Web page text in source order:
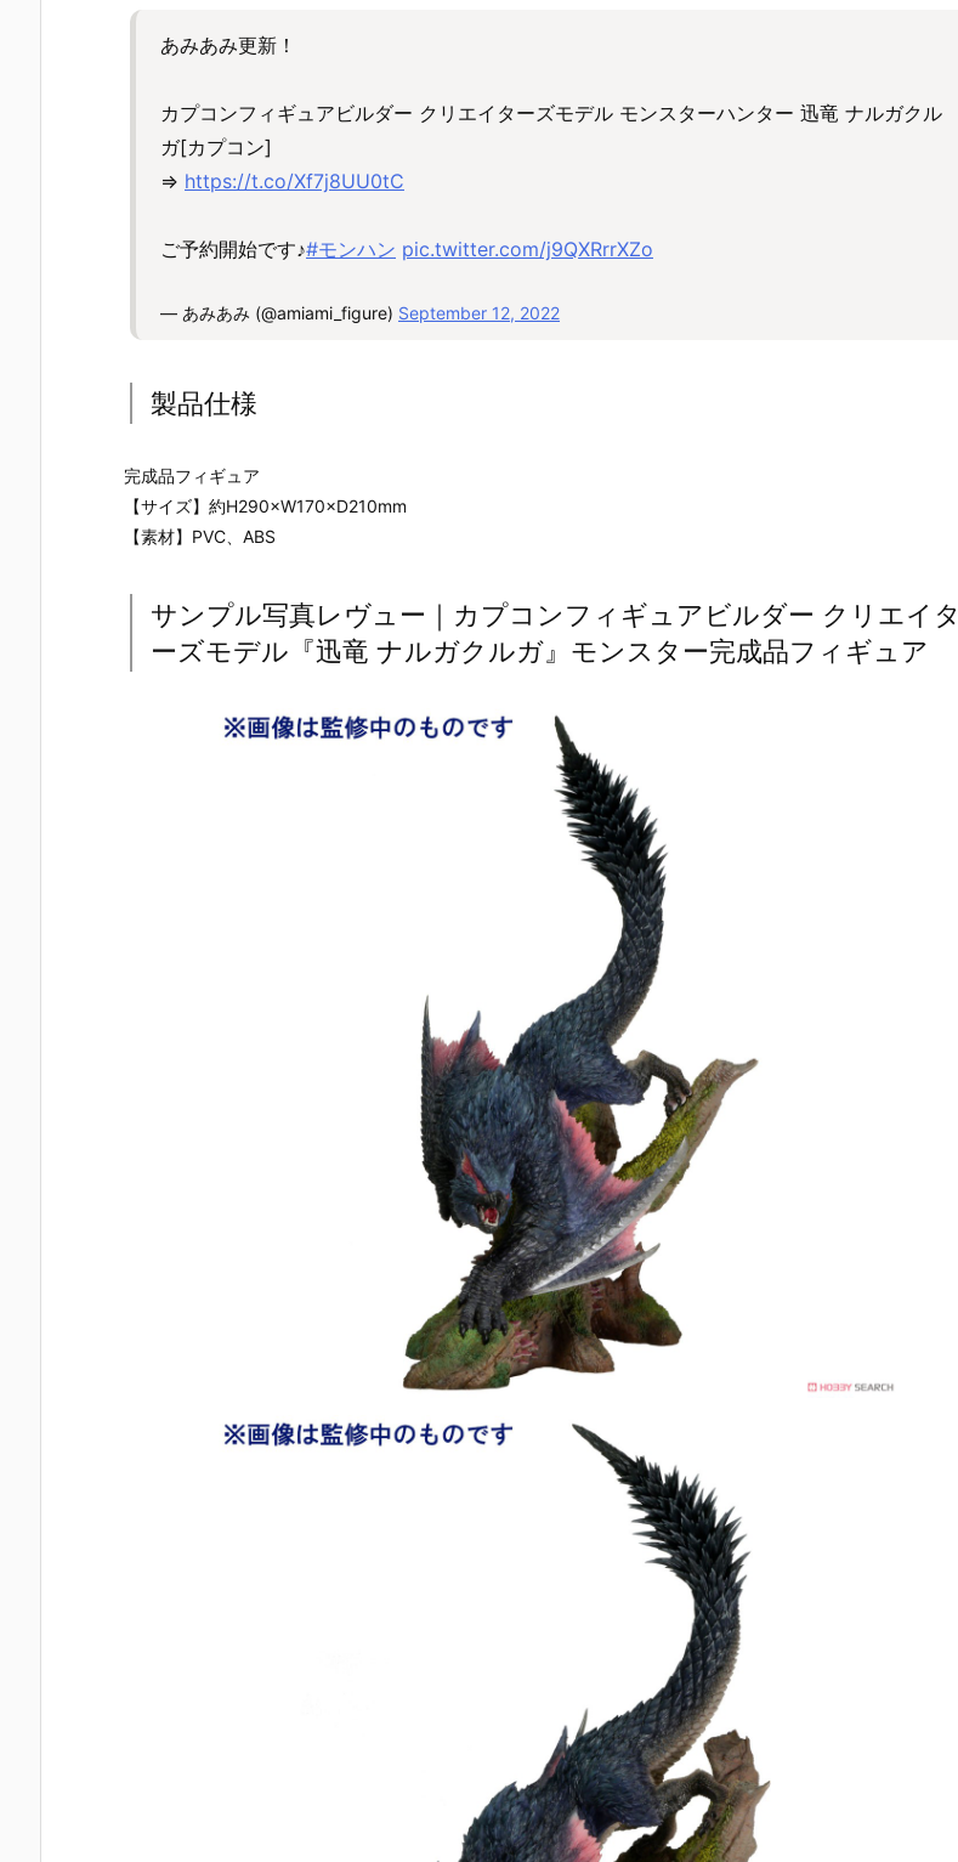
あみあみ更新！
カプコンフィギュアビルダー クリエイターズモデル モンスターハンター 迅竜 ナルガクル
ガ[カプコン]
⇒ https://t.co/Xf7j8UU0tC
ご予約開始です♪#モンハン pic.twitter.com/j9QXRrrXZo
— あみあみ (@amiami_figure) September 12, 2022
製品仕様
完成品フィギュア
【サイズ】約H290×W170×D210mm
【素材】PVC、ABS
サンプル写真レヴュー｜カプコンフィギュアビルダー クリエイタ
ーズモデル『迅竜 ナルガクルガ』モンスター完成品フィギュア